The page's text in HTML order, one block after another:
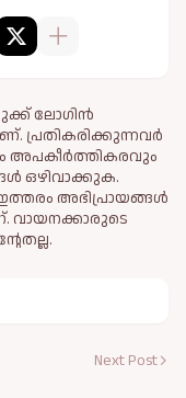
ലോഗിൻ
പ്രതികരിക്കുന്നവര്‍
അപകീര്‍ത്തികരവും
ഒഴിവാക്കുക.
അഭിപ്രായങ്ങള്‍
വായനക്കാരുടെ
Next Post